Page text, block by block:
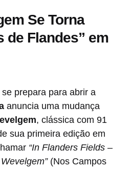
Se Torna
de Flandes” em
prepara para abrir a
anuncia uma mudança
, clássica com 91
sua primeira edição em
“In Flanders Fields –
(Nos Campos